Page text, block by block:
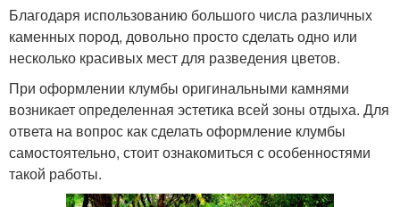
Благодаря использованию большого числа различных
каменных пород, довольно просто сделать одно или
несколько красивых мест для разведения цветов.
При оформлении клумбы оригинальными камнями
возникает определенная эстетика всей зоны отдыха. Для
ответа на вопрос как сделать оформление клумбы
самостоятельно, стоит ознакомиться с особенностями
такой работы.